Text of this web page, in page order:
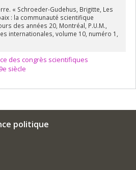
« Schroeder-Gudehus, Brigitte, Les
: la communauté scientifique
des années 20, Montréal, P.U.M.,
internationales, volume 10, numéro 1,
des congrès scientifiques
siècle
politique